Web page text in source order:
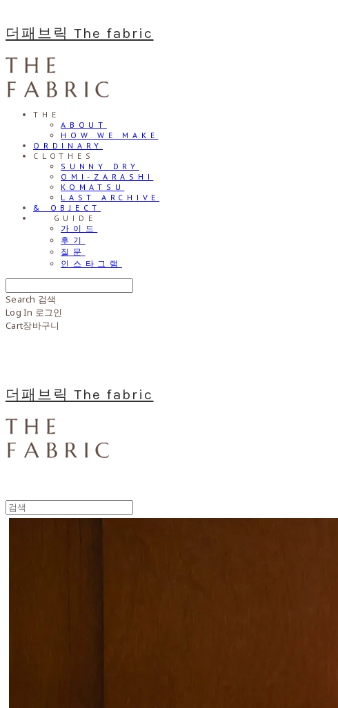
더패브릭 The fabric
THE
ABOUT
HOW WE MAKE
ORDINARY
CLOTHES
SUNNY DRY
OMI-ZARASHI
KOMATSU
LAST ARCHIVE
& OBJECT
⠀⠀GUIDE
가이드
후기
질문
인스타그램
Search 검색
Log In 로그인
Cart장바구니
더패브릭 The fabric